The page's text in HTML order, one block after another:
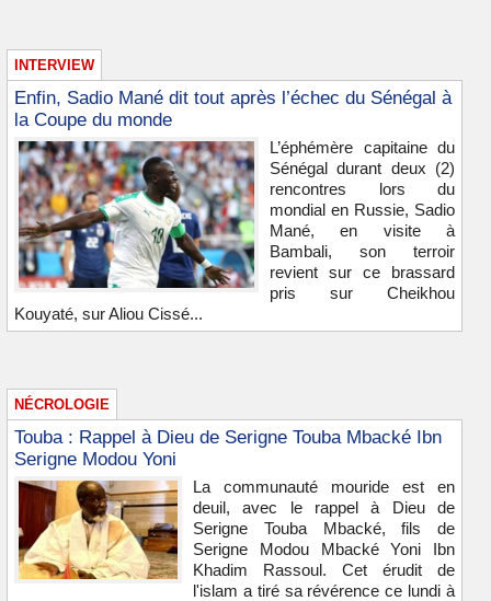
INTERVIEW
Enfin, Sadio Mané dit tout après l’échec du Sénégal à
la Coupe du monde
L’éphémère capitaine du
Sénégal durant deux (2)
rencontres lors du
mondial en Russie, Sadio
Mané, en visite à
Bambali, son terroir
revient sur ce brassard
pris sur Cheikhou
Kouyaté, sur Aliou Cissé...
NÉCROLOGIE
Touba : Rappel à Dieu de Serigne Touba Mbacké Ibn
Serigne Modou Yoni
La communauté mouride est en
deuil, avec le rappel à Dieu de
Serigne Touba Mbacké, fils de
Serigne Modou Mbacké Yoni Ibn
Khadim Rassoul. Cet érudit de
l'islam a tiré sa révérence ce lundi à